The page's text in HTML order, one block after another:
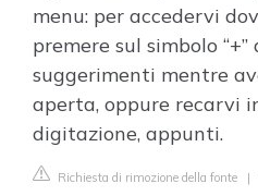
menu: per accedervi
premere sul simbolo
suggerimenti mentre
aperta, oppure recarvi
digitazione, appunti.
Richiesta di rimozione della fonte |